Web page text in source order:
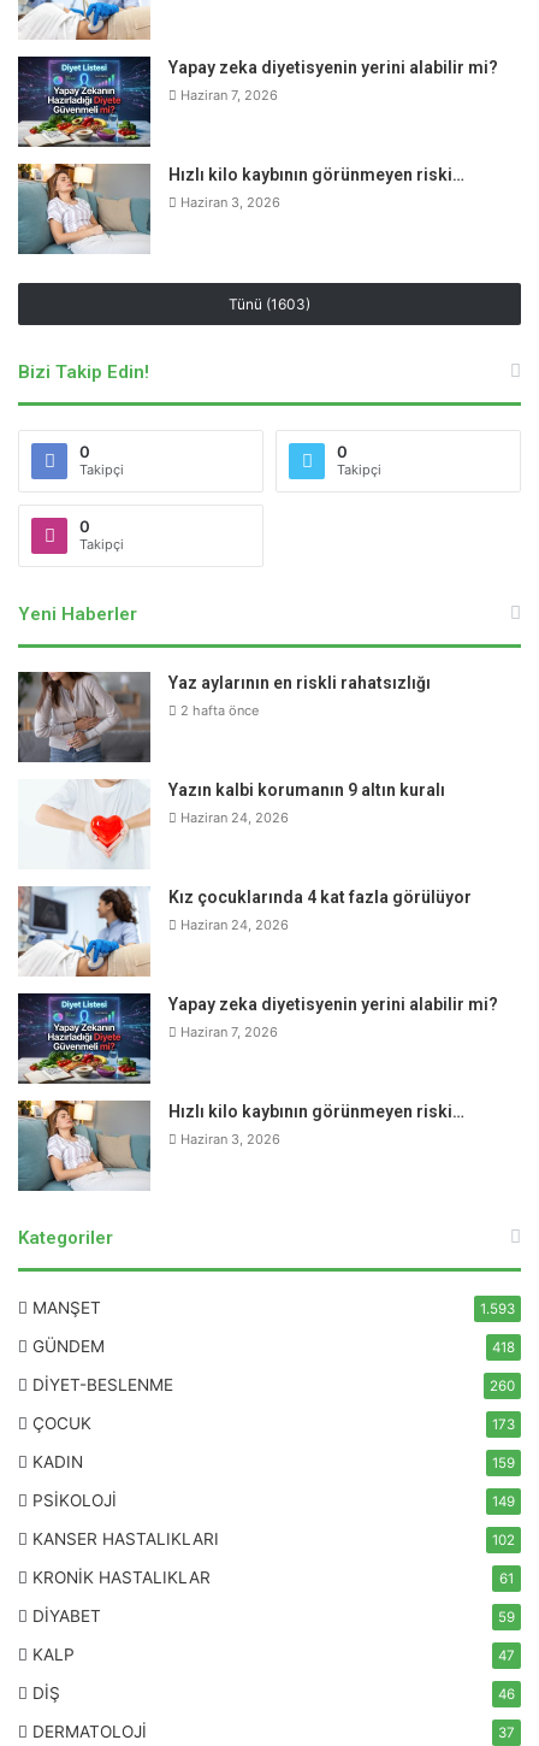
sağlık ve tıbbi bilgiler sadece genel bilgilendirme gayesindedir.
Sitede yer alan bu bilgiler hiçbir zaman doktor'un yerini tutamaz, doktor
muayenesi ve tedavisi yerine kullanılamaz, kişisel teşhis ve tedavi
yönteminin seçimi için değerlendirilemez.
Hekimus.com'da yer alan bilgiler sadece bilgilendirme amaçlıdır.
Sağlığınızla ilgili durumlarda lütfen uzman bir doktora danışınız.
Hekimus.com, uzman bir doktora danışılmadan yapılan herhangi bir
uygulamadan doğabilecek zarardan sorumlu tutulamaz. Sitemizi ziyaret
eden, yorum yapan ve doktorlara soru gönderen kişiler, bu uyarıları kabul
etmiş sayılacaktır.
Etiketler
dr. derya girgin seviş
el ayak ağız hastalığı kırmızı döküntüler
Yapay zeka diyetisyenin yerini alabilir mi?
Haziran 7, 2026
Hızlı kilo kaybının görünmeyen riski…
Haziran 3, 2026
Tünü (1603)
Bizi Takip Edin!
0
Takipçi
0
Takipçi
0
Takipçi
Yeni Haberler
Yaz aylarının en riskli rahatsızlığı
2 hafta önce
Yazın kalbi korumanın 9 altın kuralı
Haziran 24, 2026
Kız çocuklarında 4 kat fazla görülüyor
Haziran 24, 2026
Yapay zeka diyetisyenin yerini alabilir mi?
Haziran 7, 2026
Hızlı kilo kaybının görünmeyen riski…
Haziran 3, 2026
Kategoriler
MANŞET 1.593
GÜNDEM 418
DİYET-BESLENME 260
ÇOCUK 173
KADIN 159
PSİKOLOJİ 149
KANSER HASTALIKLARI 102
KRONİK HASTALIKLAR 61
DİYABET 59
KALP 47
DİŞ 46
DERMATOLOJİ 37